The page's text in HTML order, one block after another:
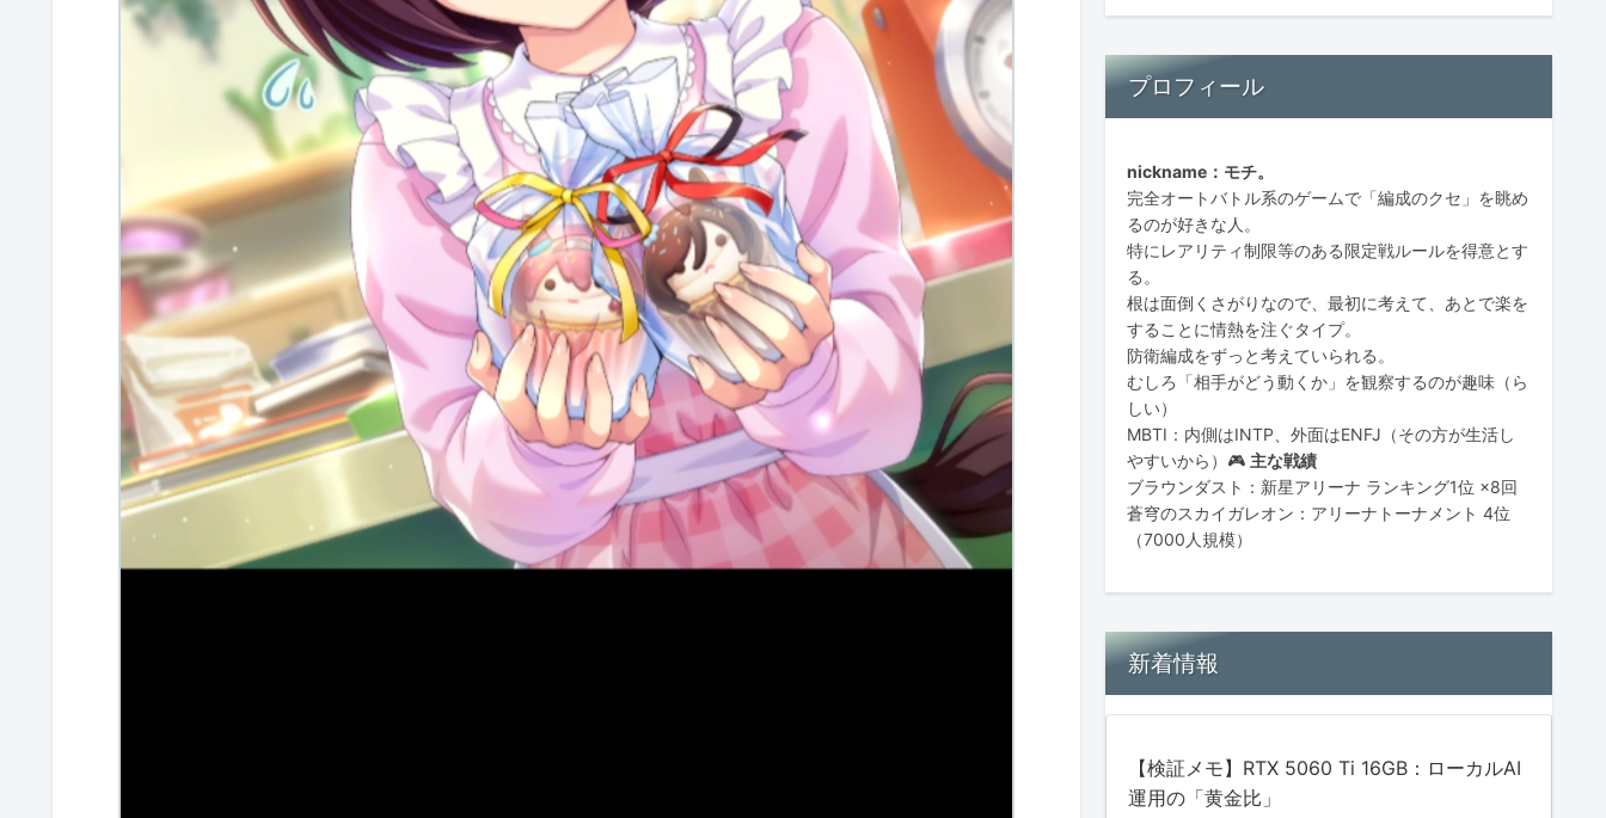
プロフィール
nickname：モチ。
完全オートバトル系のゲームで「編成のクセ」を眺め
るのが好きな人。
特にレアリティ制限等のある限定戦ルールを得意とす
る。
根は面倒くさがりなので、最初に考えて、あとで楽を
することに情熱を注ぐタイプ。
防衛編成をずっと考えていられる。
むしろ「相手がどう動くか」を観察するのが趣味（ら
しい）
MBTI：内側はINTP、外面はENFJ（その方が生活し
やすいから）🎮 主な戦績
ブラウンダスト：新星アリーナ ランキング1位 ×8回
蒼穹のスカイガレオン：アリーナトーナメント 4位
（7000人規模）
新着情報
【検証メモ】RTX 5060 Ti 16GB：ローカルAI
運用の「黄金比」